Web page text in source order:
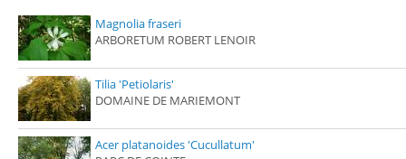
Magnolia fraseri
ARBORETUM ROBERT LENOIR
Tilia 'Petiolaris'
DOMAINE DE MARIEMONT
Acer platanoides 'Cucullatum'